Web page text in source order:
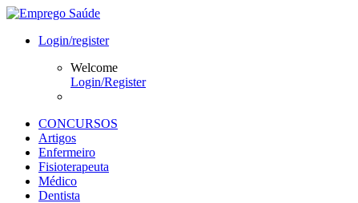
Login/register
Welcome
Login/Register
CONCURSOS
Artigos
Enfermeiro
Fisioterapeuta
Médico
Dentista